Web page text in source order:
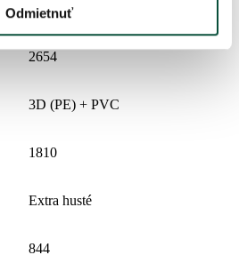
Odmietnuť
135cm
2654
3D (PE) + PVC
1810
Extra husté
844